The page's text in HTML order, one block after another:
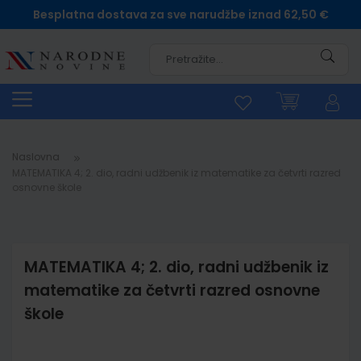
Besplatna dostava za sve narudžbe iznad 62,50 €
Naslovna
MATEMATIKA 4; 2. dio, radni udžbenik iz
matematike za četvrti razred osnovne
škole